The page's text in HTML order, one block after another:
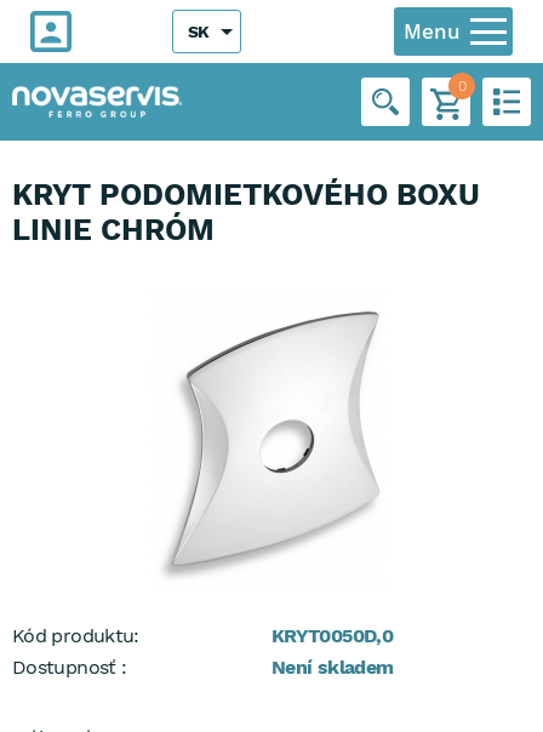
Menu
SK
0
KRYT PODOMIETKOVÉHO BOXU
LINIE CHRÓM
Kód produktu:
KRYT0050D,0
Dostupnosť :
Není skladem